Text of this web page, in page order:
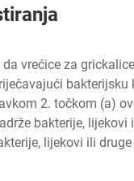
vrećice za
2. točkom (a)
bakterije,
lijekovi ili